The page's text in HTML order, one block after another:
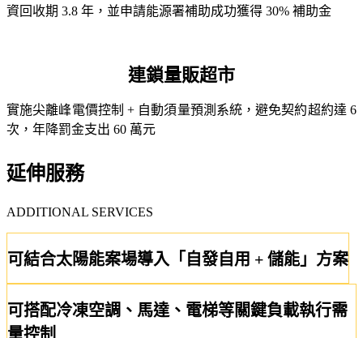
資回收期 3.8 年，並申請能源署補助成功獲得 30% 補助金
連鎖量販超市
實施尖離峰電價控制 + 自動須量預測系統，避免契約超約達 6
次，年降罰金支出 60 萬元
延伸服務
ADDITIONAL SERVICES
可結合太陽能案場導入「自發自用 + 儲能」方案
可搭配冷凍空調、馬達、電梯等關鍵負載執行需
量控制